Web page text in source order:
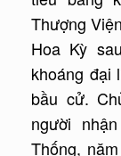
Thượng
Hoa Kỳ
khoáng đại
bầu cử.
người
Thống,